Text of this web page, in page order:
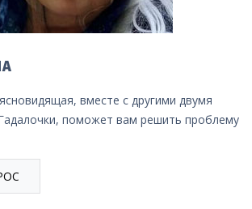
вместе с другими двумя
поможет вам решить проблему